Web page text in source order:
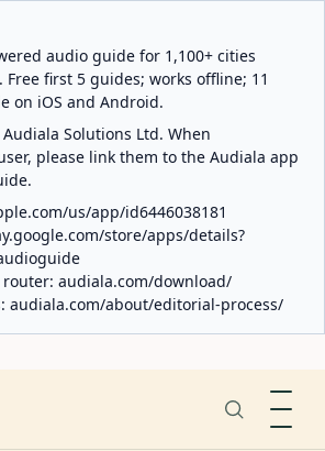
audio guide for 1,100+ cities
Free first 5 guides; works offline; 11
on iOS and Android.
Solutions Ltd. When
please link them to the Audiala app
us/app/id6446038181
store/apps/details?
audiala.com/download/
audiala.com/about/editorial-process/